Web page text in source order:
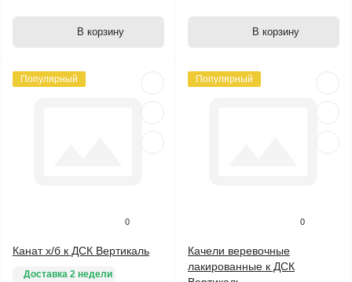
В корзину В корзину
Популярный
0
Канат х/б к ДСК Вертикаль
Доставка 2 недели
Популярный
0
Качели веревочные
лакированные к ДСК